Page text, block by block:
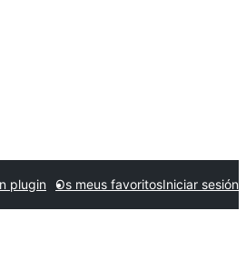
plugin Os meus favoritosIniciar sesión